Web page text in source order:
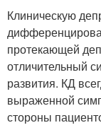
Клиническую
протекающей
отличительный
развития. КД
выраженной
стороны